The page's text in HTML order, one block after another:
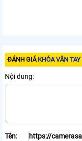
ĐÁNH GIÁ KHÓA VÂN
Nội dung:
Tên: